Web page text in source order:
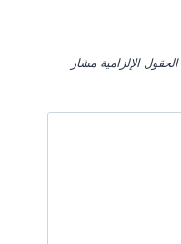
الحقول الإلزامية مشار